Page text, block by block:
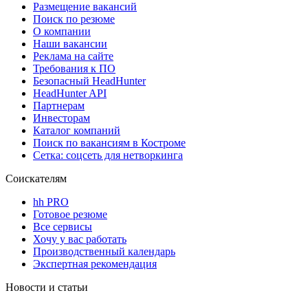
Размещение вакансий
Поиск по резюме
О компании
Наши вакансии
Реклама на сайте
Требования к ПО
Безопасный HeadHunter
HeadHunter API
Партнерам
Инвесторам
Каталог компаний
Поиск по вакансиям в Костроме
Сетка: соцсеть для нетворкинга
Соискателям
hh PRO
Готовое резюме
Все сервисы
Хочу у вас работать
Производственный календарь
Экспертная рекомендация
Новости и статьи